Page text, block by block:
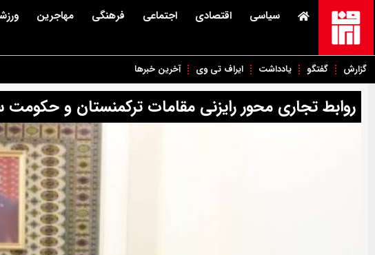
سیاسی اقتصادی اجتماعی فرهنگی مهاجرین
گزارش گفتگو یادداشت ایراف تی وی آخرین خبرها
روابط تجاری محور رایزنی مقامات ترکمنستان و